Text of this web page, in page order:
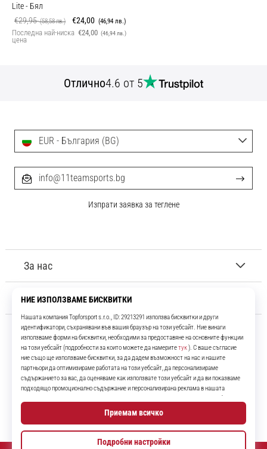
Lite- Бял
€29,95(58,58 лв.) €24,00 (46,94 лв.)
Последна най-ниска
цена
€24,00 (46,94 лв.)
Отлично4.6 от 5
11teamsports.bg
Повече от 16 години ние сме ваши съотборници, представяйки ви
най-добрите и най-новите футболни продукти.
InstagramYouTube
За нас
Обслужване на клиенти
EUR - България (BG)
info@11teamsports.bg
Изпрати заявка за теглене